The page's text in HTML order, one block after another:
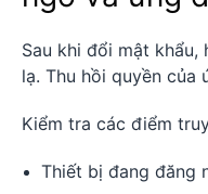
Sau khi đổi mật khẩu,
lạ. Thu hồi quyền của
Kiểm tra các điểm
Thiết bị đang đăng